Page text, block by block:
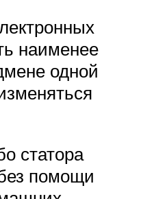
наименее
одной
статора
помощи